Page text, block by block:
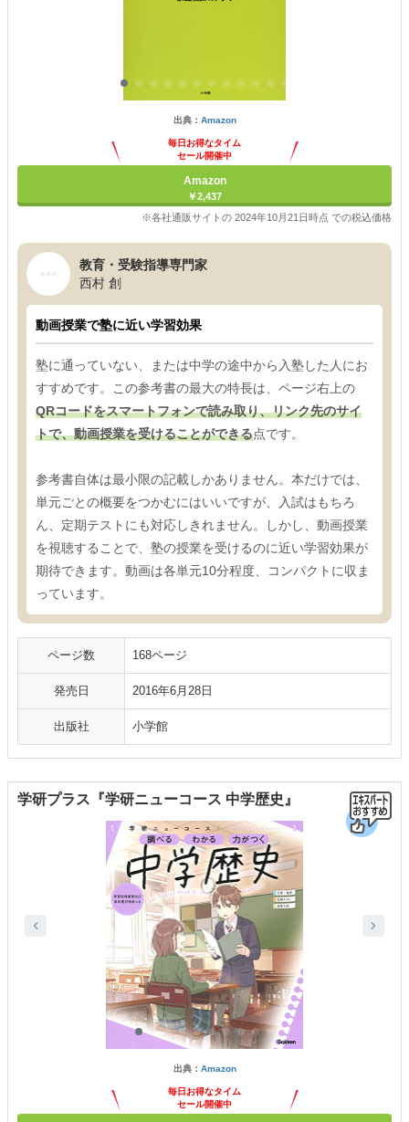
出典： Amazon
毎日お得なタイム
セール開催中
Amazon
￥2,437
※各社通販サイトの 2024年10月21日時点 での税込価格
教育・受験指導専門家
西村 創
動画授業で塾に近い学習効果
塾に通っていない、または中学の途中から入塾した人にお
すすめです。この参考書の最大の特長は、ページ右上の
QRコードをスマートフォンで読み取り、リンク先のサイ
トで、動画授業を受けることができる点です。
参考書自体は最小限の記載しかありません。本だけでは、
単元ごとの概要をつかむにはいいですが、入試はもちろ
ん、定期テストにも対応しきれません。しかし、動画授業
を視聴することで、塾の授業を受けるのに近い学習効果が
期待できます。動画は各単元10分程度、コンパクトに収ま
っています。
ページ数 168ページ
発売日 2016年6月28日
出版社 小学館
学研プラス『学研ニューコース 中学歴史』
出典： Amazon
毎日お得なタイム
セール開催中